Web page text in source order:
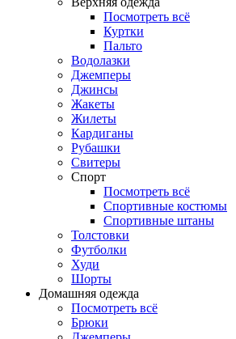
Посмотреть всё
Куртки
Пальто
Водолазки
Джемперы
Джинсы
Жакеты
Жилеты
Кардиганы
Рубашки
Свитеры
Спорт
Посмотреть всё
Спортивные костюмы
Спортивные штаны
Толстовки
Футболки
Худи
Шорты
Домашняя одежда
Посмотреть всё
Брюки